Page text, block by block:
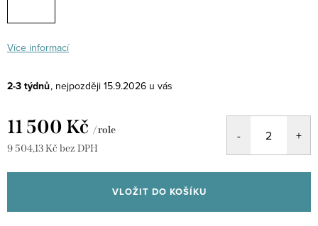
Více informací
2-3 týdnů 15.9.2026
11 500 Kč / role
9 504,13 Kč bez DPH
cena:
VLOŽIT DO KOŠÍKU